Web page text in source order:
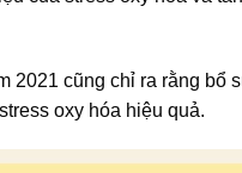
2021 cũng chỉ ra rằng bổ
oxy hóa hiệu quả.